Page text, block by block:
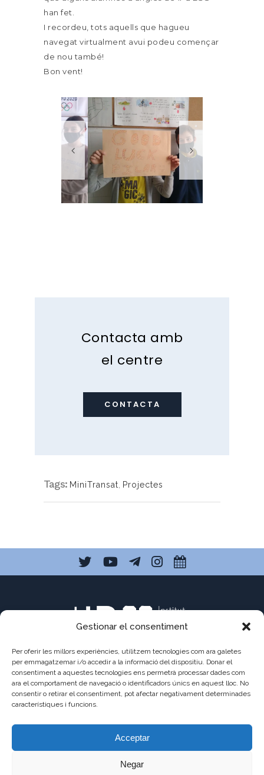
Gestionar el consentiment
Per oferir les millors experiències, utilitzem tecnologies com ara galetes
per emmagatzemar i/o accedir a la informació del dispositiu. Donar el
consentiment a aquestes tecnologies ens permetrà processar dades com
ara el comportament de navegació o identificadors únics en aquest lloc. No
consentir o retirar el consentiment, pot afectar negativament determinades
característiques i funcions.
Acceptar
Negar
han fet.
I recordeu, tots aquells que hagueu
navegat virtualment avui podeu començar
de nou també!
Bon vent!
Contacta amb
el centre
CONTACTA
Tags: MiniTransat Projectes
C/ Pau Claris 121
08009 Barcelona
93 487 03 01